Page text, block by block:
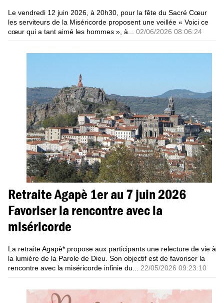
Le vendredi 12 juin 2026, à 20h30, pour la fête du Sacré Cœur
les serviteurs de la Miséricorde proposent une veillée « Voici ce
cœur qui a tant aimé les hommes », à...
02/06/2026 08:06:24
Retraite Agapè 1er au 7 juin 2026
Favoriser la rencontre avec la
miséricorde
La retraite Agapè* propose aux participants une relecture de vie à
la lumière de la Parole de Dieu. Son objectif est de favoriser la
rencontre avec la miséricorde infinie du...
22/05/2026 09:23:10